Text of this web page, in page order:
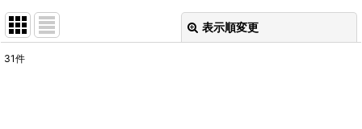
表示順変更
31件